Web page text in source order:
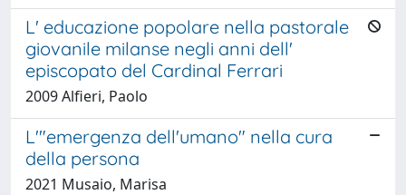
L' educazione popolare nella pastorale
giovanile milanse negli anni dell'
episcopato del Cardinal Ferrari
2009 Alfieri, Paolo
L'"emergenza dell'umano" nella cura
della persona
2021 Musaio, Marisa